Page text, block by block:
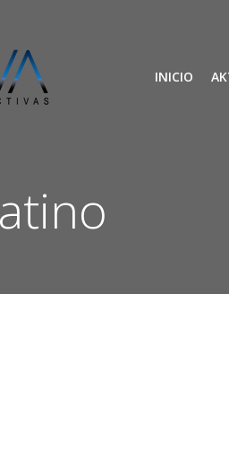
INICIO